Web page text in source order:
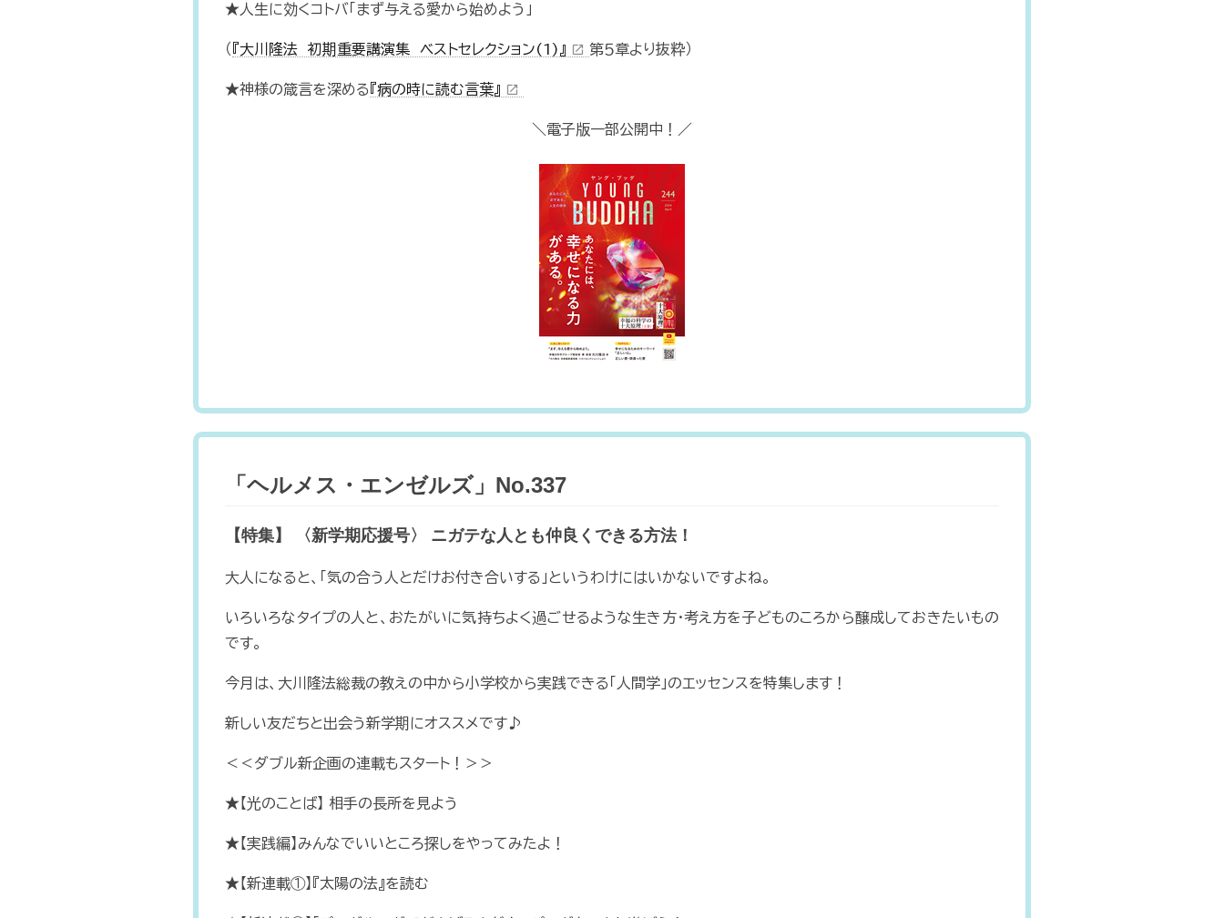
★人生に効くコトバ「まず与える愛から始めよう」
（ 『大川隆法 初期重要講演集 ベストセレクション(1)』 open_in_new 第５章より抜粋）
★神様の箴言を深める 『病の時に読む言葉』 open_in_new
＼電子版一部公開中！／
「ヘルメス・エンゼルズ」No.337
【特集】 〈新学期応援号〉 ニガテな人とも仲良くできる方法！
大人になると、「気の合う人とだけお付き合いする」というわけにはいかないですよね。
いろいろなタイプの人と、おたがいに気持ちよく過ごせるような生き方・考え方を子どものころから醸成しておきたいもの
です。
今月は、大川隆法総裁の教えの中から小学校から実践できる「人間学」のエッセンスを特集します！
新しい友だちと出会う新学期にオススメです♪
＜＜ダブル新企画の連載もスタート！＞＞
★【光のことば】 相手の長所を見よう
★【実践編】みんなでいいところ探しをやってみたよ！
★【新連載①】『太陽の法』を読む